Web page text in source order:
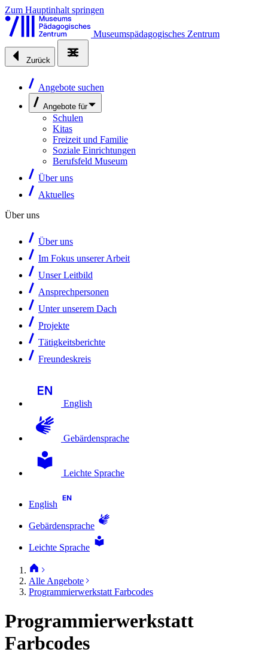
Zum Hauptinhalt springen
Museumspädagogisches Zentrum
Zurück
Angebote suchen
Angebote für
Schulen
Kitas
Freizeit und Familie
Soziale Einrichtungen
Berufsfeld Museum
Über uns
Aktuelles
Über uns
Über uns
Im Fokus unserer Arbeit
Unser Leitbild
Ansprechpersonen
Unter unserem Dach
Projekte
Tätigkeitsberichte
Freundeskreis
English
Gebärdensprache
Leichte Sprache
English
Gebärdensprache
Leichte Sprache
Alle Angebote
Programmierwerkstatt Farbcodes
Programmierwerkstatt
Farbcodes